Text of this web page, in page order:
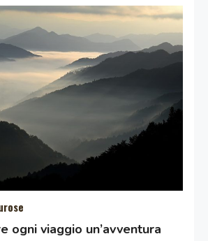
ogni viaggio un’avventura